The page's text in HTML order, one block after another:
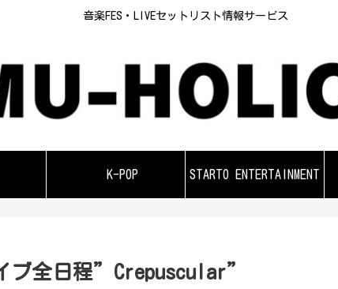
音楽FES・LIVEセットリスト情報サービス
K-POP STARTO ENTERTAINMENT
ブ全日程”Crepuscular”